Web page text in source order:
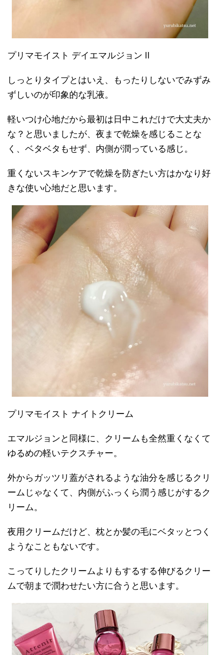
プリマモイスト デイエマルジョン II
しっとりタイプとはいえ、もったりしないでみずみ
ずしいのが印象的な乳液。
軽いつけ心地だから最初は日中これだけで大丈夫か
な？と思いましたが、夜まで乾燥を感じることな
く、ベタベタもせず、内側が潤っている感じ。
重くないスキンケアで乾燥を防ぎたい方はかなり好
きな使い心地だと思います。
プリマモイスト ナイトクリーム
エマルジョンと同様に、クリームも全然重くなくて
ゆるめの軽いテクスチャー。
外からガッツリ蓋がされるような油分を感じるクリ
ームじゃなくて、内側がふっくら潤う感じがするク
リーム。
夜用クリームだけど、枕とか髪の毛にベタッとつく
ようなこともないです。
こってりしたクリームよりもするする伸びるクリー
ムで朝まで潤わせたい方に合うと思います。